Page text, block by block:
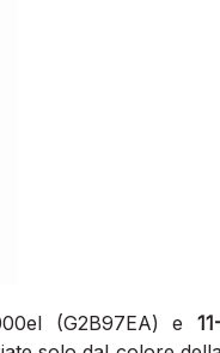
(G2B97EA) e